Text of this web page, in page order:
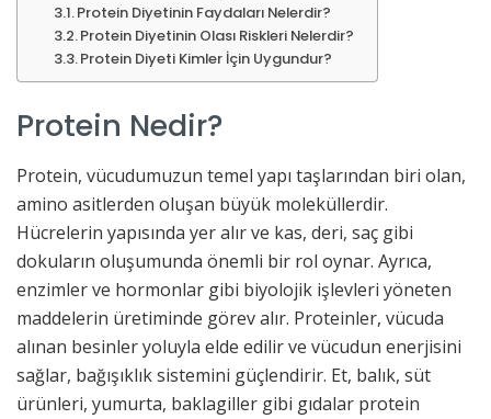
Protein Diyetinin Faydaları Nelerdir?
Protein Diyetinin Olası Riskleri Nelerdir?
Protein Diyeti Kimler İçin Uygundur?
Protein Nedir?
Protein, vücudumuzun temel yapı taşlarından biri olan,
amino asitlerden oluşan büyük moleküllerdir.
Hücrelerin yapısında yer alır ve kas, deri, saç gibi
dokuların oluşumunda önemli bir rol oynar. Ayrıca,
enzimler ve hormonlar gibi biyolojik işlevleri yöneten
maddelerin üretiminde görev alır. Proteinler, vücuda
alınan besinler yoluyla elde edilir ve vücudun enerjisini
sağlar, bağışıklık sistemini güçlendirir. Et, balık, süt
ürünleri, yumurta, baklagiller gibi gıdalar protein